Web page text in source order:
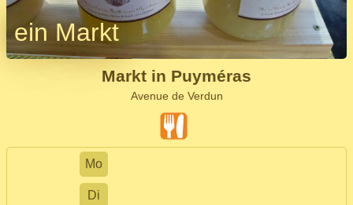
ein Markt
Markt in Puyméras
Avenue de Verdun
Mo
Di